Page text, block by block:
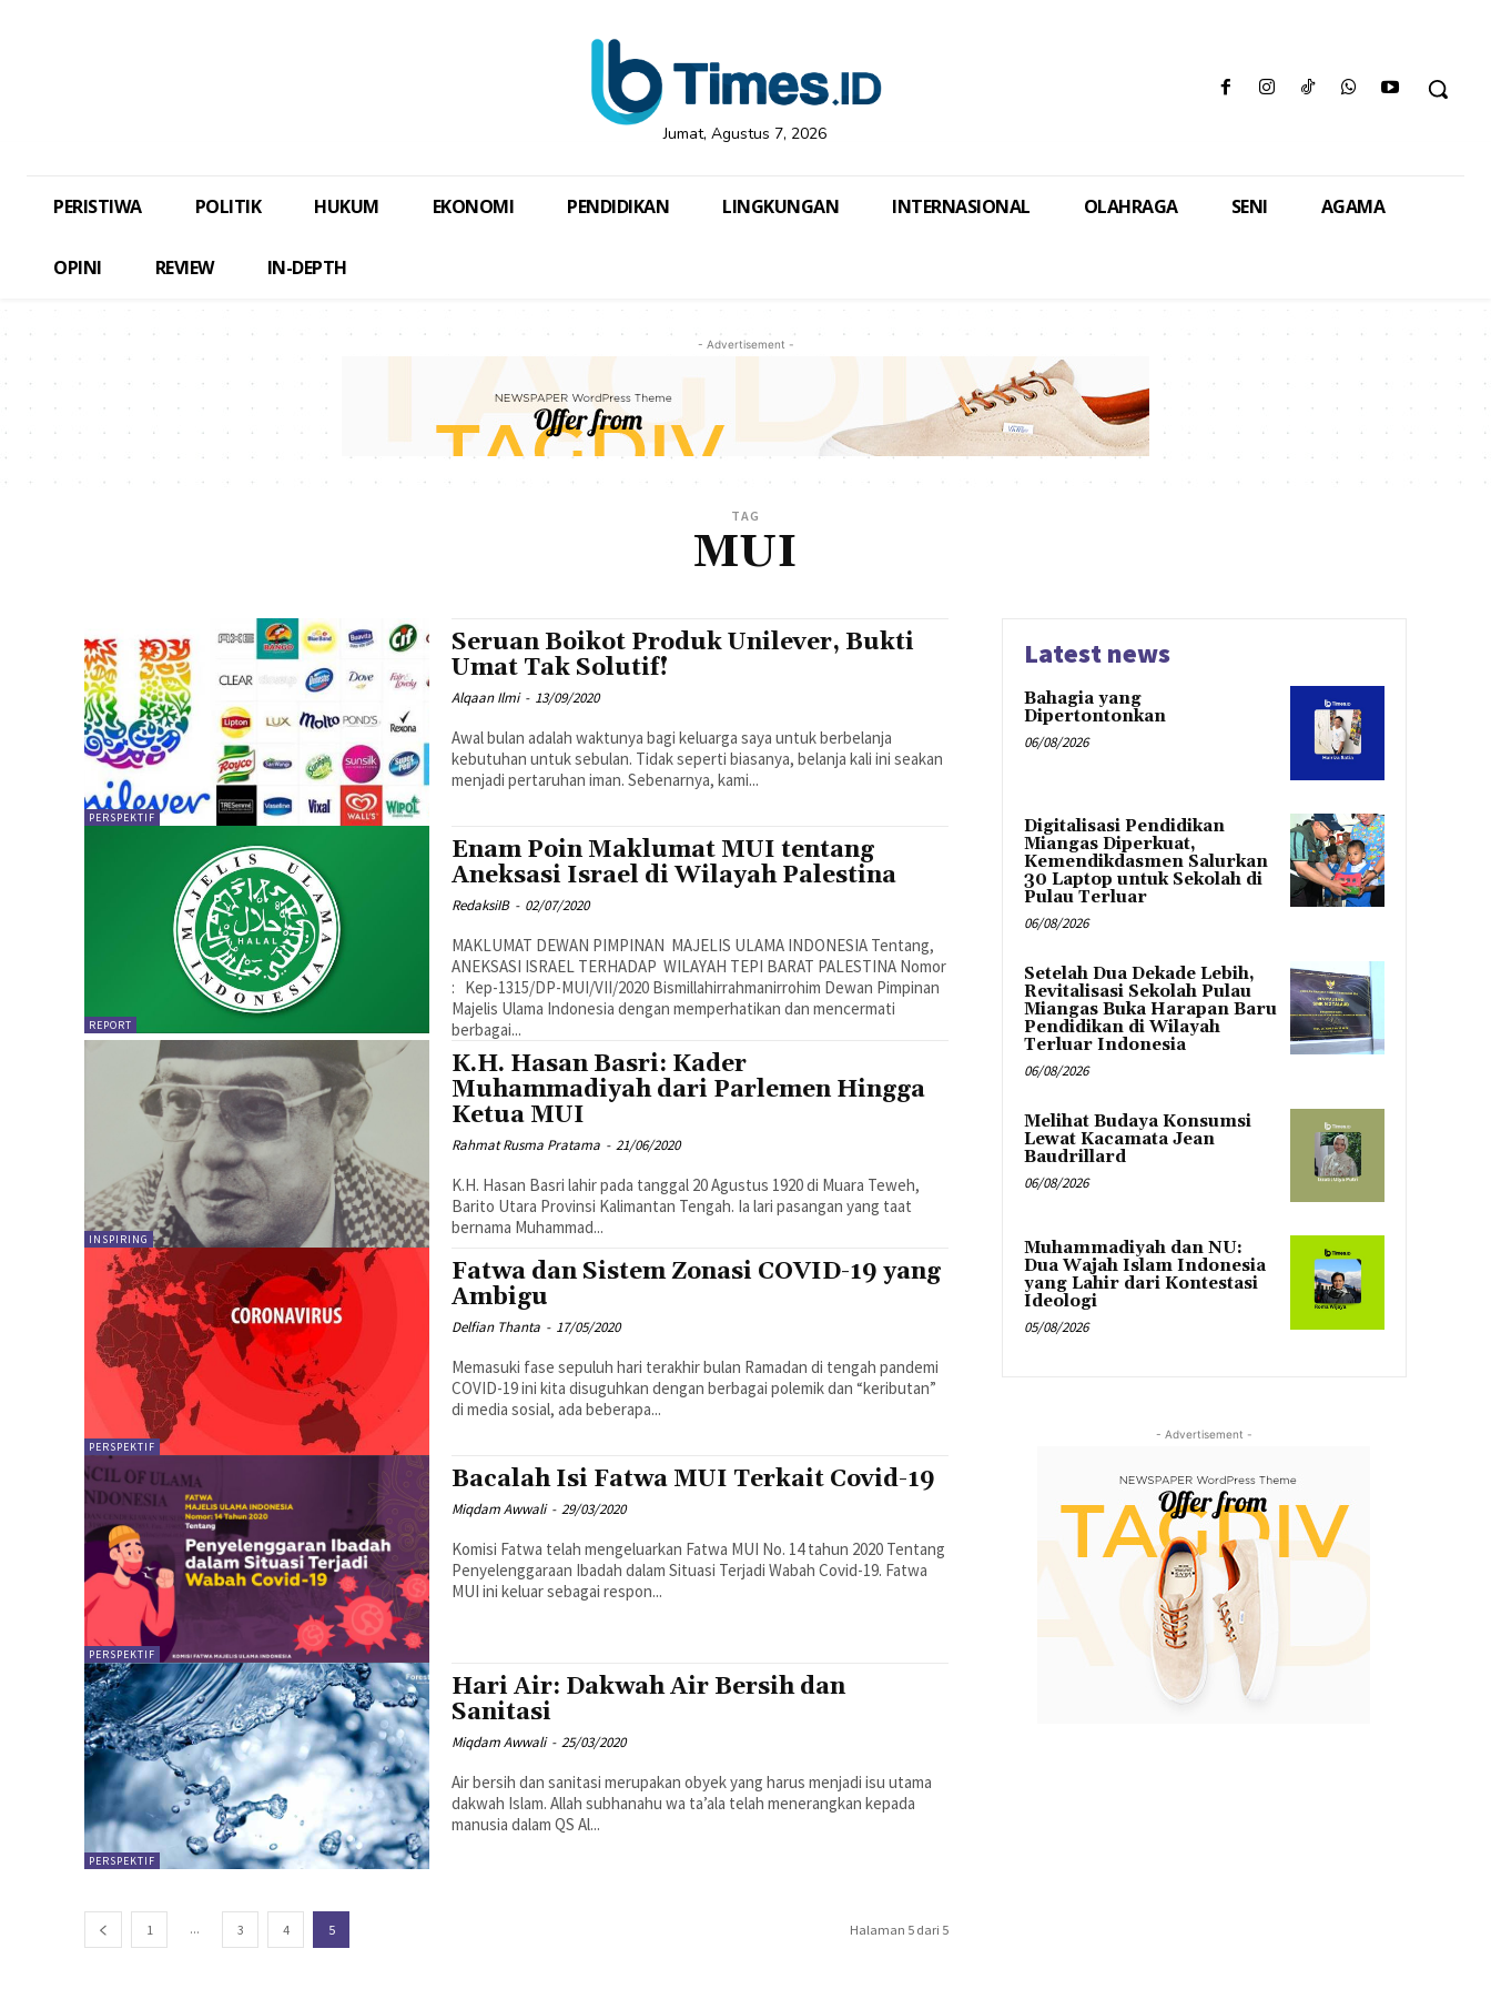
Jumat, Agustus 7, 2026
PERISTIWA POLITIK HUKUM EKONOMI PENDIDIKAN LINGKUNGAN INTERNASIONAL OLAHRAGA SENI AGAMA
OPINI REVIEW IN-DEPTH
- Advertisement -
TAG
MUI
PERSPEKTIF
Seruan Boikot Produk Unilever, Bukti
Umat Tak Solutif!
Alqaan Ilmi - 13/09/2020
Awal bulan adalah waktunya bagi keluarga saya untuk berbelanja
kebutuhan untuk sebulan. Tidak seperti biasanya, belanja kali ini seakan
menjadi pertaruhan iman. Sebenarnya, kami...
REPORT
Enam Poin Maklumat MUI tentang
Aneksasi Israel di Wilayah Palestina
RedaksiIB - 02/07/2020
MAKLUMAT DEWAN PIMPINAN MAJELIS ULAMA INDONESIA Tentang,
ANEKSASI ISRAEL TERHADAP WILAYAH TEPI BARAT PALESTINA Nomor
: Kep-1315/DP-MUI/VII/2020 Bismillahirrahmanirrohim Dewan Pimpinan
Majelis Ulama Indonesia dengan memperhatikan dan mencermati
berbagai...
INSPIRING
K.H. Hasan Basri: Kader
Muhammadiyah dari Parlemen Hingga
Ketua MUI
Rahmat Rusma Pratama - 21/06/2020
K.H. Hasan Basri lahir pada tanggal 20 Agustus 1920 di Muara Teweh,
Barito Utara Provinsi Kalimantan Tengah. Ia lari pasangan yang taat
bernama Muhammad...
PERSPEKTIF
Fatwa dan Sistem Zonasi COVID-19 yang
Ambigu
Delfian Thanta - 17/05/2020
Memasuki fase sepuluh hari terakhir bulan Ramadan di tengah pandemi
COVID-19 ini kita disuguhkan dengan berbagai polemik dan “keributan”
di media sosial, ada beberapa...
PERSPEKTIF
Bacalah Isi Fatwa MUI Terkait Covid-19
Miqdam Awwali - 29/03/2020
Komisi Fatwa telah mengeluarkan Fatwa MUI No. 14 tahun 2020 Tentang
Penyelenggaraan Ibadah dalam Situasi Terjadi Wabah Covid-19. Fatwa
MUI ini keluar sebagai respon...
PERSPEKTIF
Hari Air: Dakwah Air Bersih dan
Sanitasi
Miqdam Awwali - 25/03/2020
Air bersih dan sanitasi merupakan obyek yang harus menjadi isu utama
dakwah Islam. Allah subhanahu wa ta’ala telah menerangkan kepada
manusia dalam QS Al...
1 ... 3 4 5 Halaman 5 dari 5
Latest news
Bahagia yang
Dipertontonkan
06/08/2026
Digitalisasi Pendidikan
Miangas Diperkuat,
Kemendikdasmen Salurkan
30 Laptop untuk Sekolah di
Pulau Terluar
06/08/2026
Setelah Dua Dekade Lebih,
Revitalisasi Sekolah Pulau
Miangas Buka Harapan Baru
Pendidikan di Wilayah
Terluar Indonesia
06/08/2026
Melihat Budaya Konsumsi
Lewat Kacamata Jean
Baudrillard
06/08/2026
Muhammadiyah dan NU:
Dua Wajah Islam Indonesia
yang Lahir dari Kontestasi
Ideologi
05/08/2026
- Advertisement -